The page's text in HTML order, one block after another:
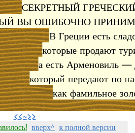
СЕКРЕТНЫЙ
ВЫ ОШИБОЧНО
​В Греции есть
которые продают
а есть Арменовиль —
который передают по
как фамильное
⠀
<<~>>
вверх^ к полной версии